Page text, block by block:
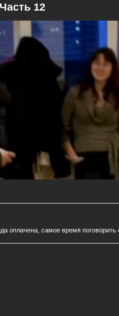
12
оплачена, самое время